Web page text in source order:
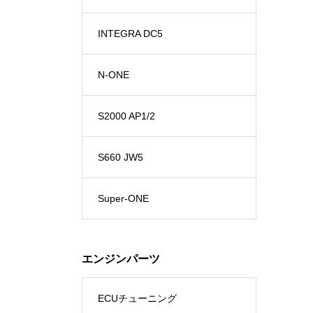
INTEGRA DC5
N-ONE
S2000 AP1/2
S660 JW5
Super-ONE
エンジンパーツ
ECUチューニング